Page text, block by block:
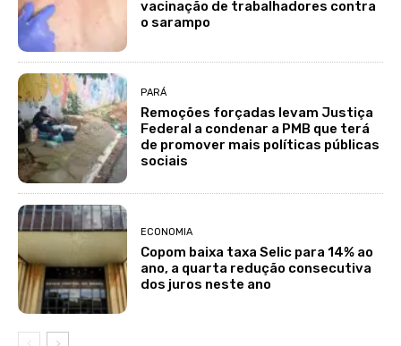
vacinação de trabalhadores contra
o sarampo
PARÁ
Remoções forçadas levam Justiça
Federal a condenar a PMB que terá
de promover mais políticas públicas
sociais
ECONOMIA
Copom baixa taxa Selic para 14% ao
ano, a quarta redução consecutiva
dos juros neste ano